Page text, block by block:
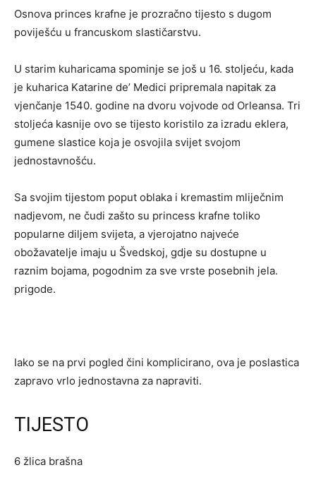
Osnova princes krafne je prozračno tijesto s dugom
poviješću u francuskom slastičarstvu.
U starim kuharicama spominje se još u 16. stoljeću, kada
je kuharica Katarine de’ Medici pripremala napitak za
vjenčanje 1540. godine na dvoru vojvode od Orleansa. Tri
stoljeća kasnije ovo se tijesto koristilo za izradu eklera,
gumene slastice koja je osvojila svijet svojom
jednostavnošću.
Sa svojim tijestom poput oblaka i kremastim mliječnim
nadjevom, ne čudi zašto su princess krafne toliko
popularne diljem svijeta, a vjerojatno najveće
obožavatelje imaju u Švedskoj, gdje su dostupne u
raznim bojama, pogodnim za sve vrste posebnih jela.
prigode.
Iako se na prvi pogled čini komplicirano, ova je poslastica
zapravo vrlo jednostavna za napraviti.
TIJESTO
6 žlica brašna